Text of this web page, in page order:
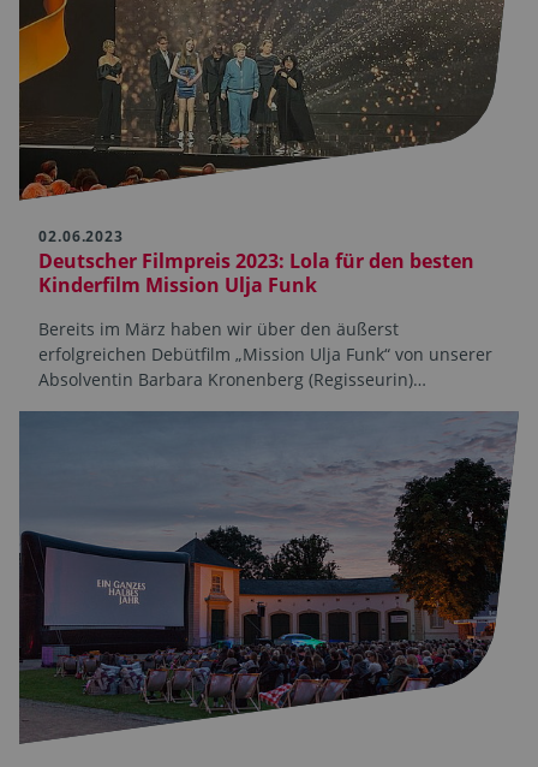
02.06.2023
Deutscher Filmpreis 2023: Lola für den besten
Kinderfilm Mission Ulja Funk
Bereits im März haben wir über den äußerst
erfolgreichen Debütfilm „Mission Ulja Funk“ von unserer
Absolventin Barbara Kronenberg (Regisseurin)…